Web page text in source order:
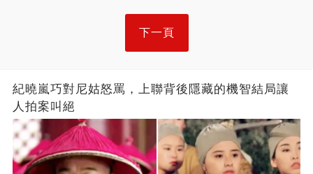
下一頁
紀曉嵐巧對尼姑怒罵，上聯背後隱藏的機智結局讓
人拍案叫絕